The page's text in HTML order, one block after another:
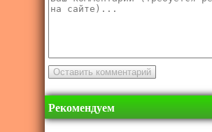
Рекомендуем